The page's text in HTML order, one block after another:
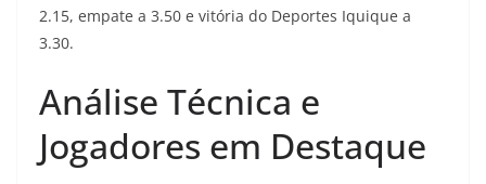
2.15, empate a 3.50 e vitória do Deportes Iquique a
3.30.
Análise Técnica e
Jogadores em Destaque